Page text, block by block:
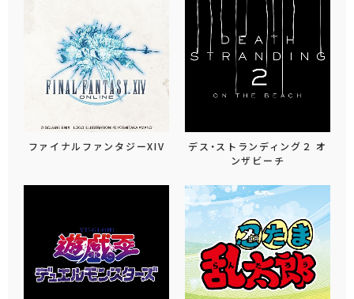
ファイナルファンタジーXIV
デス・ストランディング２ オ
ンザビーチ